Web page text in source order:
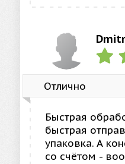
Отлично
Быстрая
быстрая
упаковка. А
со счётом -